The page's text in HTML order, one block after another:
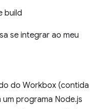
build
se integrar ao meu
do Workbox (contida
um programa Node.js